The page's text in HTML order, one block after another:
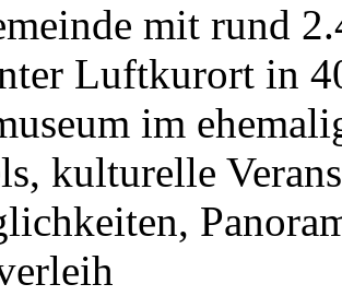
mit rund
Luftkurort in
im
kulturelle